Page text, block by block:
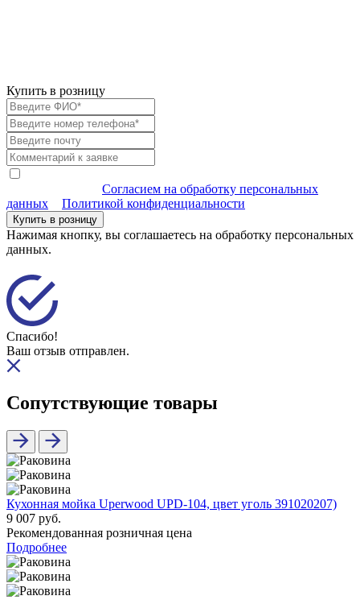
Купить в розницу
Согласием на обработку персональных
данных
Политикой конфиденциальности
Нажимая кнопку, вы соглашаетесь на обработку персональных
данных.
Спасибо!
Ваш отзыв отправлен.
Сопутствующие товары
Кухонная мойка Uperwood UPD-104, цвет уголь 391020207)
9 007 руб.
Рекомендованная розничная цена
Подробнее